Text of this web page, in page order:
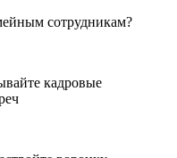
сотрудникам?
кадровые